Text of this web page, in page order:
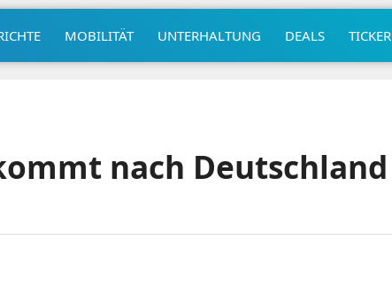
MOBILITÄT UNTERHALTUNG DEALS TICKER
nach Deutschland